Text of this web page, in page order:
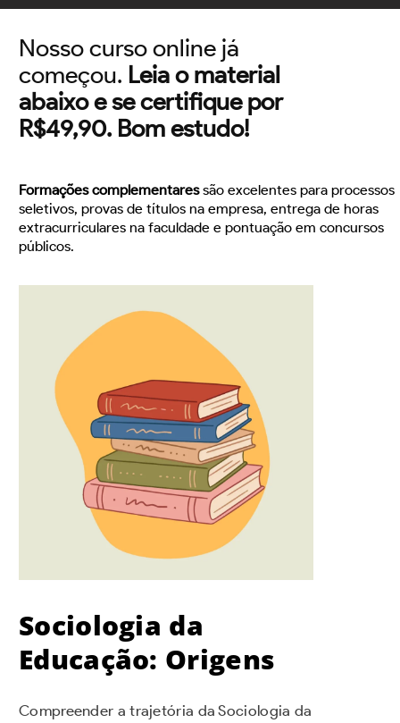
Nosso curso online já
começou. Leia o material
abaixo e se certifique por
R$49,90. Bom estudo!
Formações complementaressão excelentes para processos
seletivos, provas de títulos na empresa, entrega de horas
extracurriculares na faculdade e pontuação em concursos
públicos.
Sociologia da
Educação: Origens
Compreender a trajetória da Sociologia da